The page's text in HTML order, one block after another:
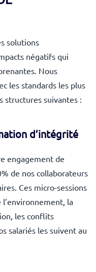
solutions
négatifs qui
Nous
les standards les plus
structures suivantes :
d’intégrité
engagement de
de nos collaborateurs
Ces micro-sessions
la
les conflits
salariés les suivent au